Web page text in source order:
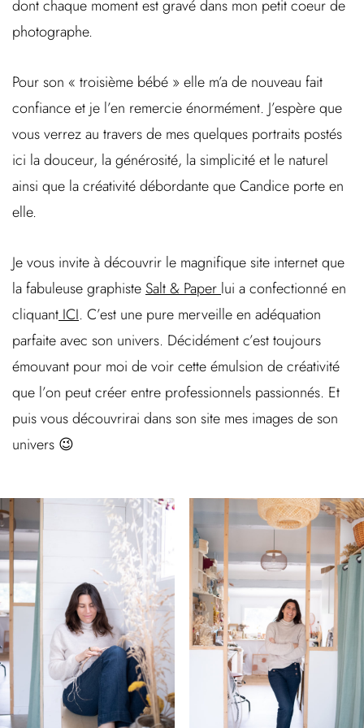
dont chaque moment est gravé dans mon petit coeur de
photographe.
Pour son « troisième bébé » elle m’a de nouveau fait
confiance et je l’en remercie énormément. J’espère que
vous verrez au travers de mes quelques portraits postés
ici la douceur, la générosité, la simplicité et le naturel
ainsi que la créativité débordante que Candice porte en
elle.
Je vous invite à découvrir le magnifique site internet que
la fabuleuse graphiste Salt & Paper lui a confectionné en
cliquant ICI. C’est une pure merveille en adéquation
parfaite avec son univers. Décidément c’est toujours
émouvant pour moi de voir cette émulsion de créativité
que l’on peut créer entre professionnels passionnés. Et
puis vous découvrirai dans son site mes images de son
univers 😉